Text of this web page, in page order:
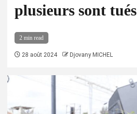
plusieurs sont tués
2 min read
28 août 2024 Djovany MICHEL